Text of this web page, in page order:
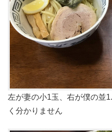
左が妻の小1玉、右が僕の並
く分かりません